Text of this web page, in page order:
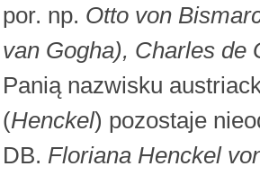
por. np. Otto von
van Gogha), Charles de
Panią nazwisku
(Henckel) pozostaje
DB. Floriana Henckel